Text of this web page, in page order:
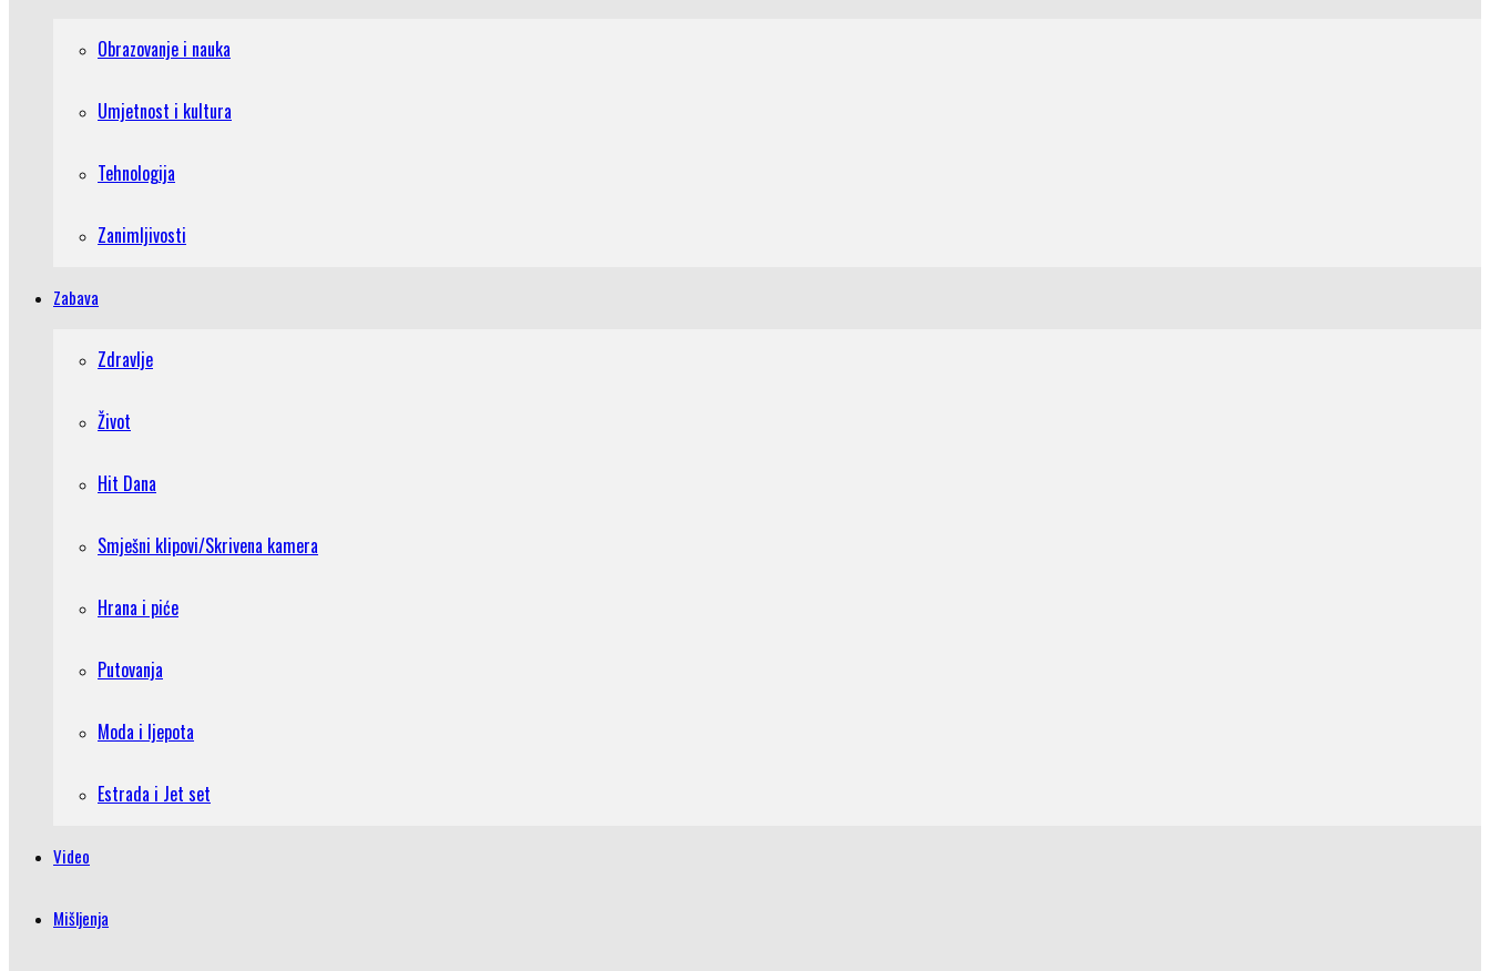
Obrazovanje i nauka
Umjetnost i kultura
Tehnologija
Zanimljivosti
Zabava
Zdravlje
Život
Hit Dana
Smješni klipovi/Skrivena kamera
Hrana i piće
Putovanja
Moda i ljepota
Estrada i Jet set
Video
Mišljenja